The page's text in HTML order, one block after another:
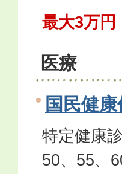
最大3万円
医療
国民健
特定健康
50、55、